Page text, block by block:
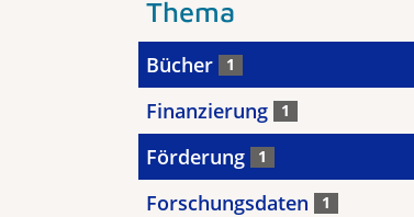
Thema
Bücher 1
Finanzierung 1
Förderung 1
Forschungsdaten 1